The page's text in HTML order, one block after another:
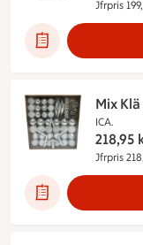
Jfrpris
Mix
ICA.
218,95
Jfrpris